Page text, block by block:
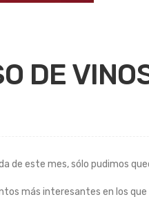
DE
de este mes, sólo pudimos
más interesantes en los